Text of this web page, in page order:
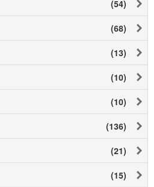
(54)
(68)
(13)
(10)
(10)
(136)
(21)
(15)